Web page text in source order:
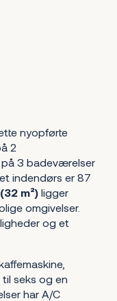
nyopførte
2
3 badeværelser
indendørs er 87
m²) ligger
omgivelser.
og et
seks og en
har A/C